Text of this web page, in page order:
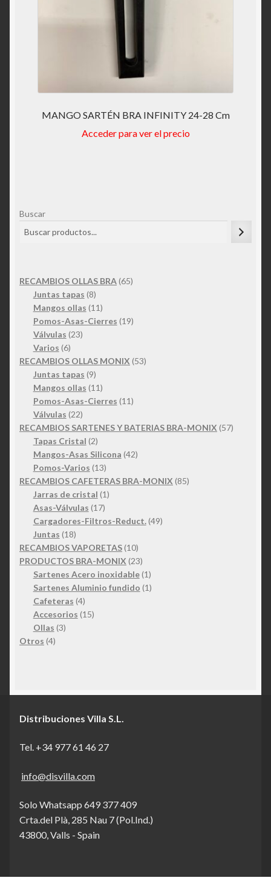
MANGO SARTÉN BRA INFINITY 24-28 Cm
Acceder para ver el precio
Buscar
RECAMBIOS OLLAS BRA 6565
Juntas tapas 88
productos
Mangos ollas 1111
productos
Pomos-Asas-Cierres 1919
Válvulas 2323
Varios 66
productos
RECAMBIOS OLLAS MONIX 5353
Juntas tapas 99
productos
Mangos ollas 1111
productos
Pomos-Asas-Cierres 1111
Válvulas 2222
productos
RECAMBIOS SARTENES Y BATERIAS BRA-MONIX 5757
Tapas Cristal 22
productos
Mangos-Asas Silicona 4242
Pomos-Varios 1313
productos
RECAMBIOS CAFETERAS BRA-MONIX 8585
Jarras de cristal 11
Asas-Válvulas 1717
productos
Cargadores-Filtros-Reduct. 4949
Juntas 1818
productos
RECAMBIOS VAPORETAS 1010
productos
PRODUCTOS BRA-MONIX 2323
productos
Sartenes Acero inoxidable 11
producto
Sartenes Aluminio fundido 11
Cafeteras 44
productos
Accesorios 1515
Ollas 33
Otros 44
Distribuciones Villa S.L.
Tel. +34 977 61 46 27
info@disvilla.com
Solo Whatsapp 649 377 409
Crta.del Plà, 285 Nau 7 (Pol.Ind.)
43800, Valls - Spain